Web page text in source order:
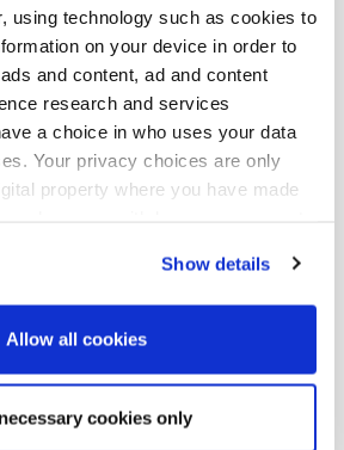
using technology such as cookies to
on your device in order to
and content, ad and content
research and services
a choice in who uses your data
Your privacy choices are only
property where you have made
also like to:
Show details
Allow all cookies
cookies only